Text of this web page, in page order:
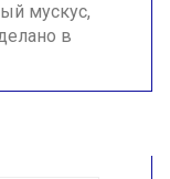
мускус,
в